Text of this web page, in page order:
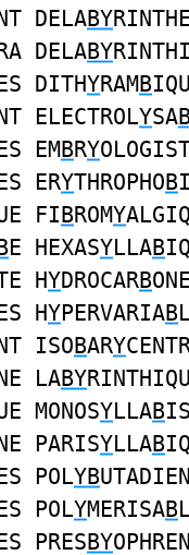
DELABY
DELABY
DITHYRAMB
ELECTROLYSAB
EMBRY
ERYTHROPHOB
FIBROMY
E HEXASYLLAB
HYDROCARB
HYPERVARIAB
ISOBARY
LABY
MONOSYLLAB
PARISYLLAB
POLYB
POLYMERISAB
PRESBY